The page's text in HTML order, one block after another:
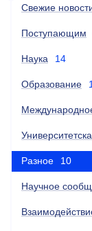
Свежие
Поступающим
Наука 14
Образование
Разное 10
Научное